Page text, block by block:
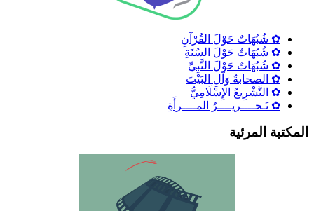
✿ شُبُهَاتٌ حَوْلَ القُرْآنِ
✿ شُبُهَاتٌ حَوْلَ السُنَةِ
✿ شُبُهَاتٌ حَوْلَ النَّبِيِّ
✿ الصحابةُ وَآلِ البَيْتَ
✿ التَّشْرِيعُ الإِسْلَامِيُّ
✿ تَـحــــريــــرُ المــــرأَةِ
المرئية